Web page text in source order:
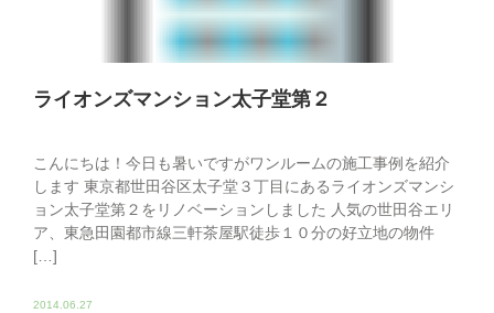
ライオンズマンション太子堂第２
こんにちは！今日も暑いですがワンルームの施工事例を紹介
します 東京都世田谷区太子堂３丁目にあるライオンズマンシ
ョン太子堂第２をリノベーションしました 人気の世田谷エリ
ア、東急田園都市線三軒茶屋駅徒歩１０分の好立地の物件
[…]
2014.06.27